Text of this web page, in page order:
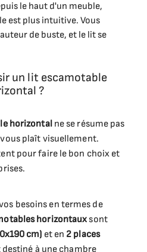
le haut d'un meuble,
est plus intuitive. Vous
de buste, et le lit se
un lit escamotable
?
horizontalne se résume pas
plaît visuellement.
pour faire le bon choix et
besoins en termes de
horizontaux sont
cm) et en 2 places
destiné à une chambre